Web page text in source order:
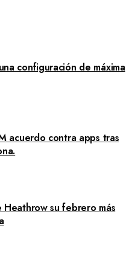
configuración de máxima
acuerdo contra apps tras
su febrero más